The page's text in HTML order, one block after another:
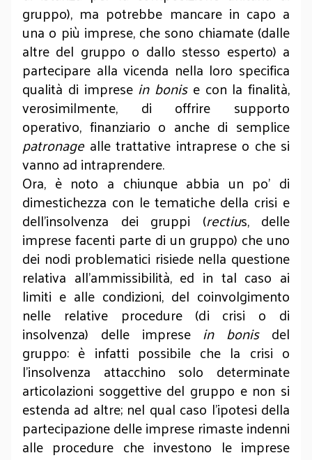
gruppo), ma potrebbe mancare in capo a
una o più imprese, che sono chiamate (dalle
altre del gruppo o dallo stesso esperto) a
partecipare alla vicenda nella loro specifica
qualità di imprese in bonise con la finalità,
verosimilmente, di offrire supporto
operativo, finanziario o anche di semplice
patronage alle trattative intraprese o che si
vanno ad intraprendere.
Ora, è noto a chiunque abbia un po’ di
dimestichezza con le tematiche della crisi e
dell’insolvenza dei gruppi (rectius, delle
imprese facenti parte di un gruppo) che uno
dei nodi problematici risiede nella questione
relativa all’ammissibilità, ed in tal caso ai
limiti e alle condizioni, del coinvolgimento
nelle relative procedure (di crisi o di
insolvenza) delle imprese in bonisdel
gruppo: è infatti possibile che la crisi o
l’insolvenza attacchino solo determinate
articolazioni soggettive del gruppo e non si
estenda ad altre; nel qual caso l’ipotesi della
partecipazione delle imprese rimaste indenni
alle procedure che investono le imprese